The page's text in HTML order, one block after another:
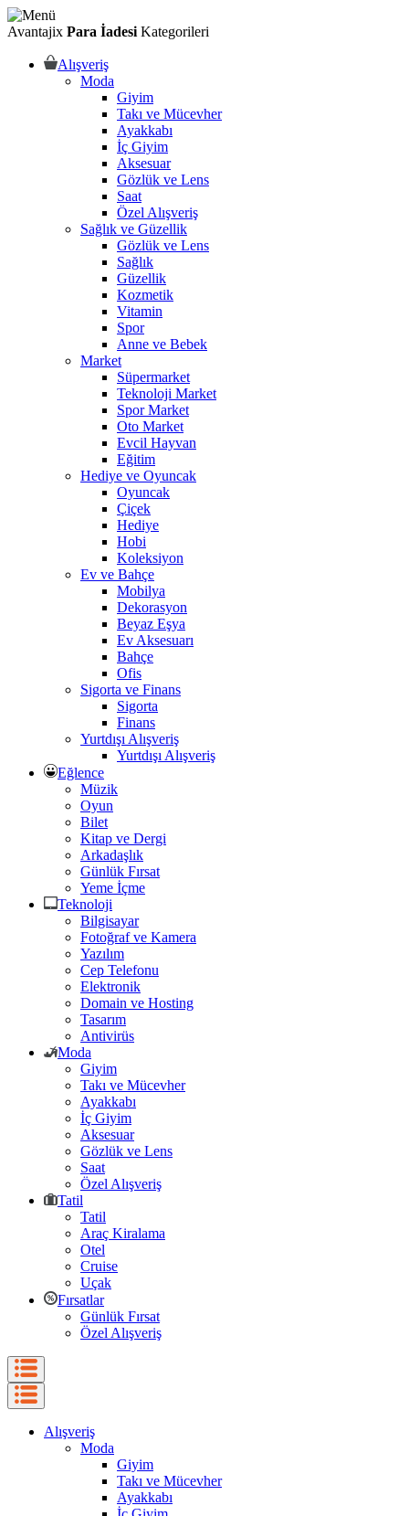
Avantajix Para İadesi Kategorileri
Alışveriş
Moda
Giyim
Takı ve Mücevher
Ayakkabı
İç Giyim
Aksesuar
Gözlük ve Lens
Saat
Özel Alışveriş
Sağlık ve Güzellik
Gözlük ve Lens
Sağlık
Güzellik
Kozmetik
Vitamin
Spor
Anne ve Bebek
Market
Süpermarket
Teknoloji Market
Spor Market
Oto Market
Evcil Hayvan
Eğitim
Hediye ve Oyuncak
Oyuncak
Çiçek
Hediye
Hobi
Koleksiyon
Ev ve Bahçe
Mobilya
Dekorasyon
Beyaz Eşya
Ev Aksesuarı
Bahçe
Ofis
Sigorta ve Finans
Sigorta
Finans
Yurtdışı Alışveriş
Yurtdışı Alışveriş
Eğlence
Müzik
Oyun
Bilet
Kitap ve Dergi
Arkadaşlık
Günlük Fırsat
Yeme İçme
Teknoloji
Bilgisayar
Fotoğraf ve Kamera
Yazılım
Cep Telefonu
Elektronik
Domain ve Hosting
Tasarım
Antivirüs
Moda
Giyim
Takı ve Mücevher
Ayakkabı
İç Giyim
Aksesuar
Gözlük ve Lens
Saat
Özel Alışveriş
Tatil
Tatil
Araç Kiralama
Otel
Cruise
Uçak
Fırsatlar
Günlük Fırsat
Özel Alışveriş
Alışveriş
Moda
Giyim
Takı ve Mücevher
Ayakkabı